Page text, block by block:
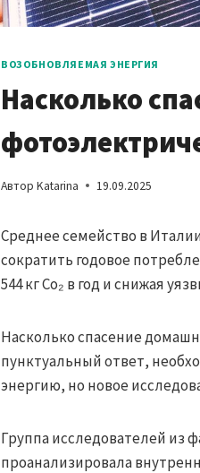
ВОЗОБНОВЛЯЕМАЯ ЭНЕРГИЯ
Насколько
Автор Katarina 19.09.2025
Среднее семейство в
сократить годовое
544 кг Co₂ в год и снижая
Насколько спасение
пунктуальный ответ,
энергию, но новое
Группа исследователей из
проанализировала